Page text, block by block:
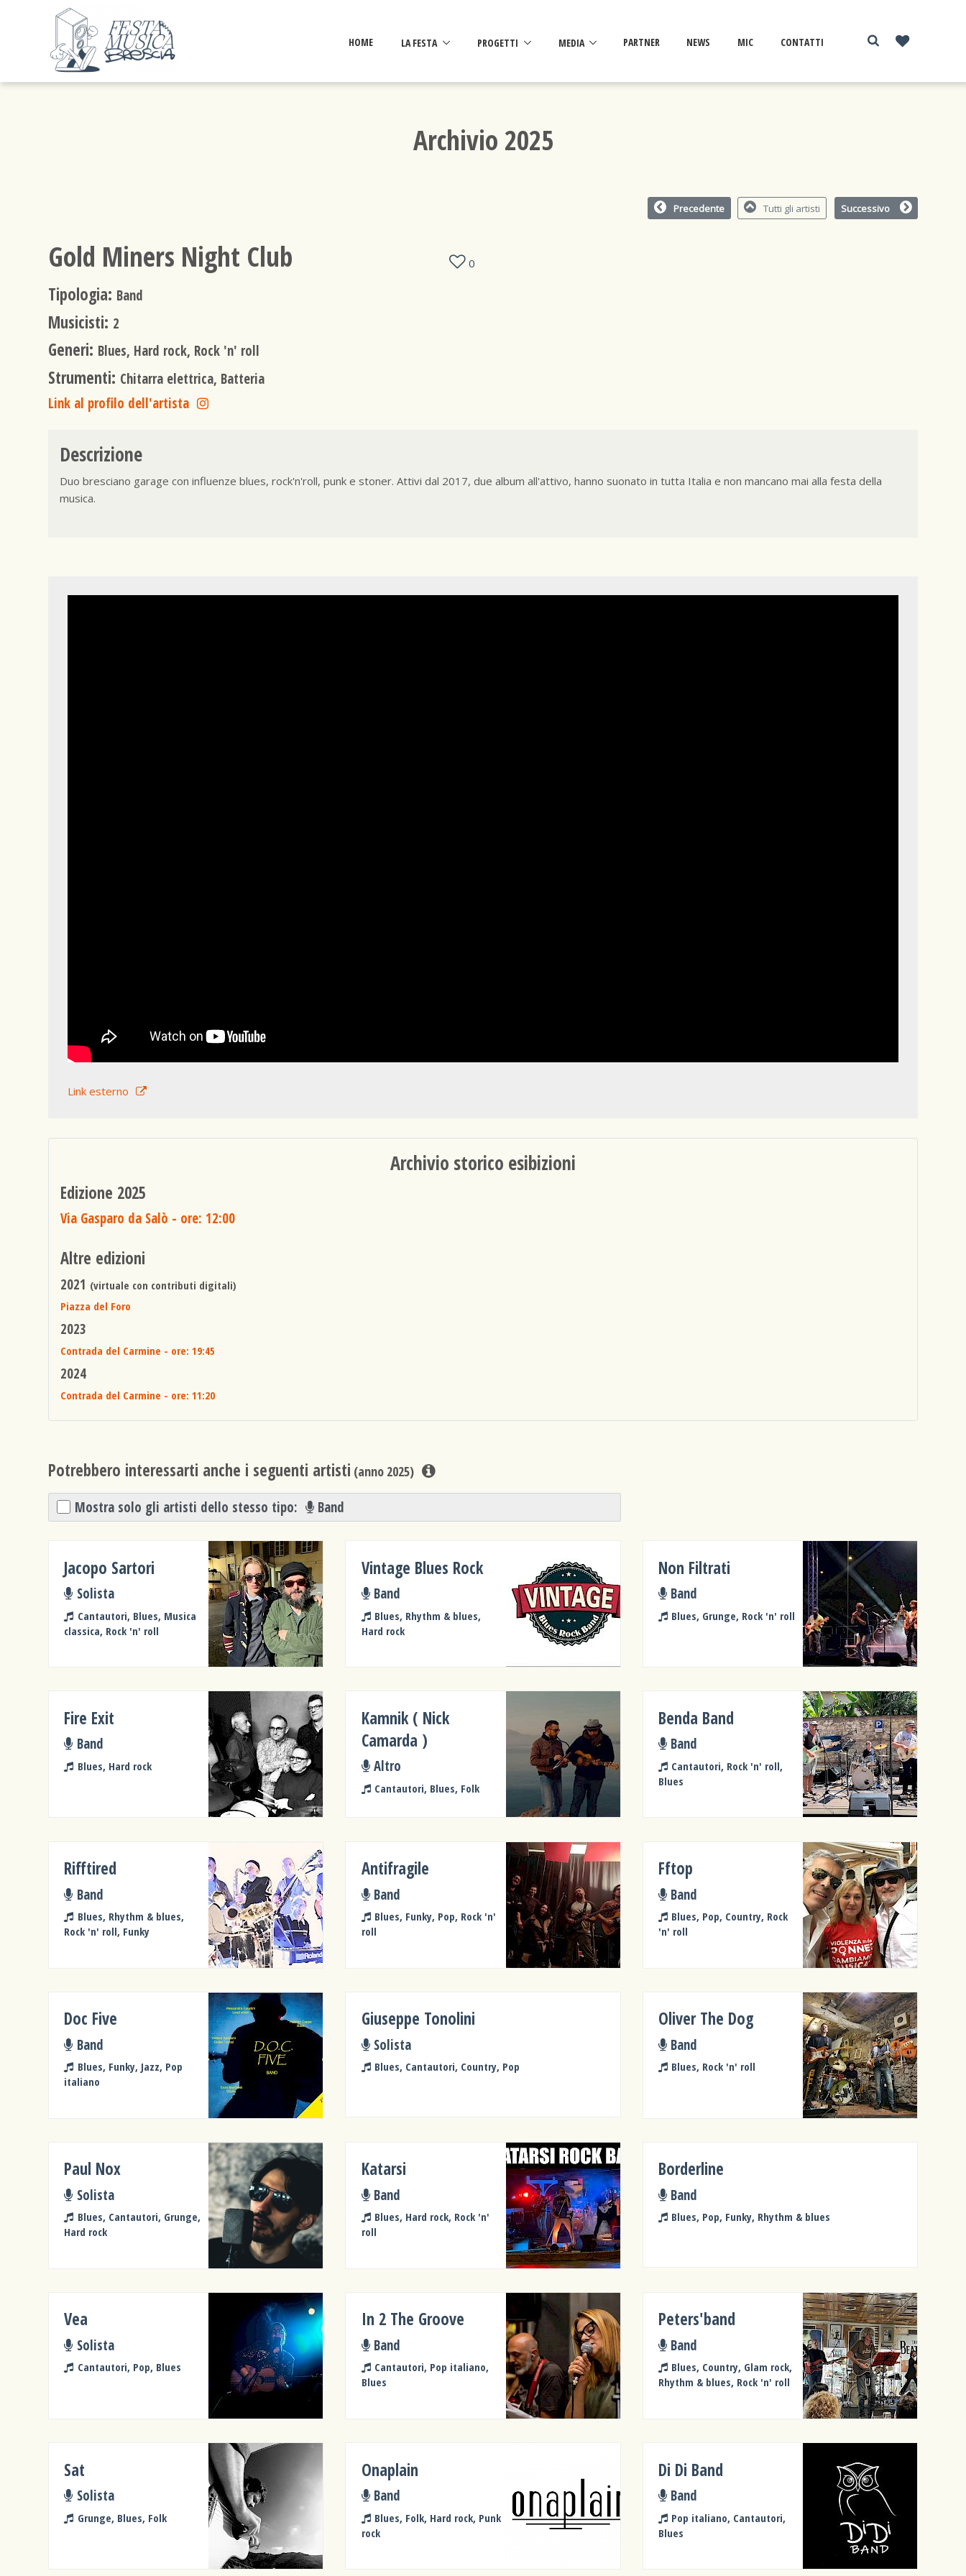
HOME LA FESTA PROGETTI MEDIA PARTNER NEWS MIC CONTATTI
Archivio 2025
Precedente Tutti gli artisti Successivo
Gold Miners Night Club 0
Tipologia: Band
Musicisti: 2
Generi: Blues, Hard rock, Rock 'n' roll
Strumenti: Chitarra elettrica, Batteria
Link al profilo dell'artista
Descrizione
Duo bresciano garage con influenze blues, rock'n'roll, punk e stoner. Attivi dal 2017, due album all'attivo, hanno suonato in tutta Italia e non mancano mai alla festa della
musica.
Link esterno
Archivio storico esibizioni
Edizione 2025
Via Gasparo da Salò - ore: 12:00
Altre edizioni
2021 (virtuale con contributi digitali)
Piazza del Foro
2023
Contrada del Carmine - ore: 19:45
2024
Contrada del Carmine - ore: 11:20
Potrebbero interessarti anche i seguenti artisti (anno 2025)
Mostra solo gli artisti dello stesso tipo: Band
Jacopo Sartori
Solista
Cantautori, Blues, Musica
classica, Rock 'n' roll
Vintage Blues Rock
Band
Blues, Rhythm & blues,
Hard rock
Non Filtrati
Band
Blues, Grunge, Rock 'n' roll
Fire Exit
Band
Blues, Hard rock
Kamnik ( Nick
Camarda )
Altro
Cantautori, Blues, Folk
Benda Band
Band
Cantautori, Rock 'n' roll,
Blues
Rifftired
Band
Blues, Rhythm & blues,
Rock 'n' roll, Funky
Antifragile
Band
Blues, Funky, Pop, Rock 'n'
roll
Fftop
Band
Blues, Pop, Country, Rock
'n' roll
Doc Five
Band
Blues, Funky, Jazz, Pop
italiano
Giuseppe Tonolini
Solista
Blues, Cantautori, Country, Pop
Oliver The Dog
Band
Blues, Rock 'n' roll
Paul Nox
Solista
Blues, Cantautori, Grunge,
Hard rock
Katarsi
Band
Blues, Hard rock, Rock 'n'
roll
Borderline
Band
Blues, Pop, Funky, Rhythm & blues
Vea
Solista
Cantautori, Pop, Blues
In 2 The Groove
Band
Cantautori, Pop italiano,
Blues
Peters'band
Band
Blues, Country, Glam rock,
Rhythm & blues, Rock 'n' roll
Sat
Solista
Grunge, Blues, Folk
Onaplain
Band
Blues, Folk, Hard rock, Punk
rock
Di Di Band
Band
Pop italiano, Cantautori,
Blues